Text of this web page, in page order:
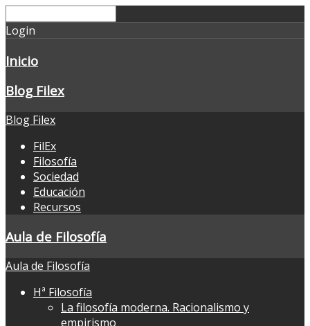
Login
Inicio
Blog Filex
Blog Filex
FilEx
Filosofía
Sociedad
Educación
Recursos
Aula de Filosofía
Aula de Filosofía
Hª Filosofía
La filosofía moderna. Racionalismo y
empirismo